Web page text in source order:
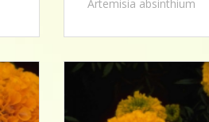
Artemisia absinthium